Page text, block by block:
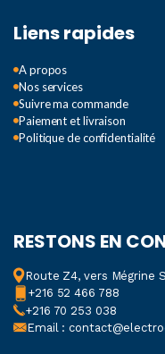
Liens rapides
A propos
Nos services
Suivre ma commande
Paiement et livraison
Politique de confidentialité
RESTONS EN
Route Z4, vers Mégrine
+216 52 466 788
+216 70 253 038
Email :